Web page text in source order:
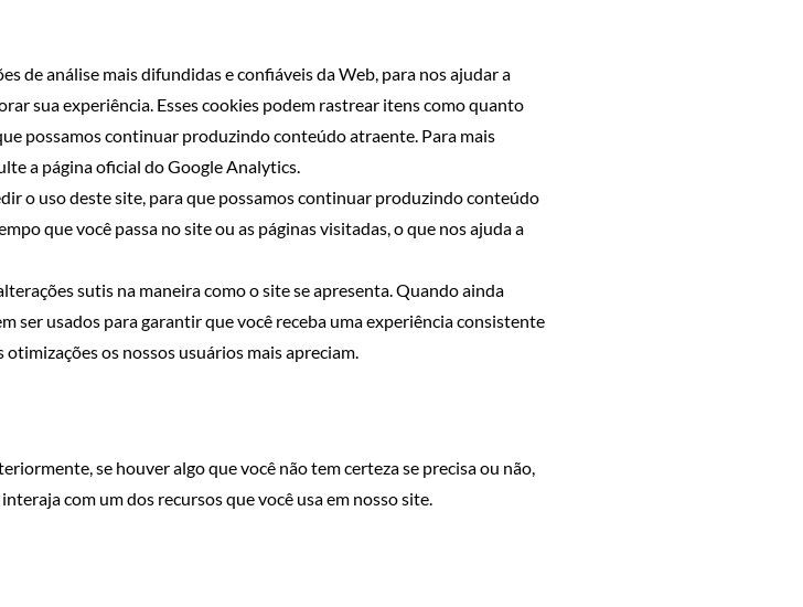
de análise mais difundidas e confiáveis ​​da Web, para nos ajudar a
sua experiência. Esses cookies podem rastrear itens como quanto
possamos continuar produzindo conteúdo atraente. Para mais
a página oficial do Google Analytics.
o uso deste site, para que possamos continuar produzindo conteúdo
que você passa no site ou as páginas visitadas, o que nos ajuda a
sutis na maneira como o site se apresenta. Quando ainda
ser usados ​​para garantir que você receba uma experiência consistente
os nossos usuários mais apreciam.
se houver algo que você não tem certeza se precisa ou não,
com um dos recursos que você usa em nosso site.